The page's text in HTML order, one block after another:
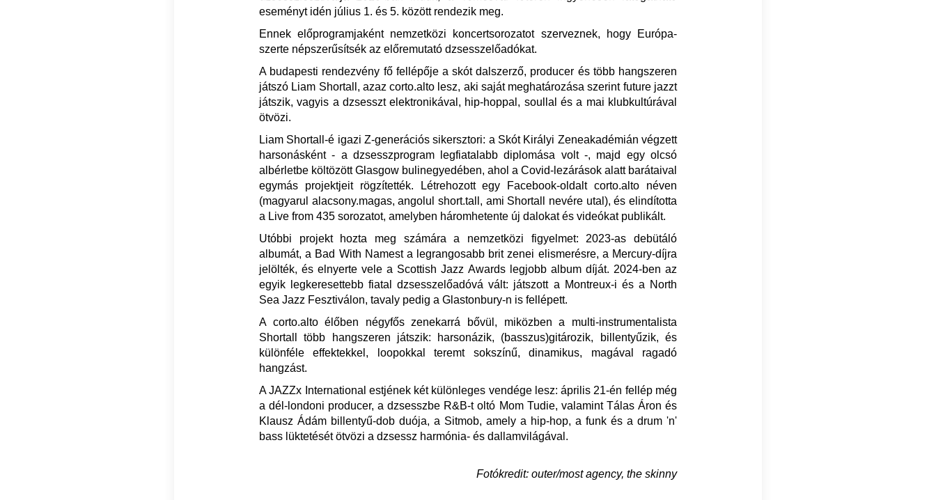
eseményt idén július 1. és 5. között rendezik meg.
Ennek előprogramjaként nemzetközi koncertsorozatot szerveznek, hogy Európa-
szerte népszerűsítsék az előremutató dzsesszelőadókat.
A budapesti rendezvény fő fellépője a skót dalszerző, producer és több hangszeren
játszó Liam Shortall, azaz corto.alto lesz, aki saját meghatározása szerint future jazzt
játszik, vagyis a dzsesszt elektronikával, hip-hoppal, soullal és a mai klubkultúrával
ötvözi.
Liam Shortall-é igazi Z-generációs sikersztori: a Skót Királyi Zeneakadémián végzett
harsonásként - a dzsesszprogram legfiatalabb diplomása volt -, majd egy olcsó
albérletbe költözött Glasgow bulinegyedében, ahol a Covid-lezárások alatt barátaival
egymás projektjeit rögzítették. Létrehozott egy Facebook-oldalt corto.alto néven
(magyarul alacsony.magas, angolul short.tall, ami Shortall nevére utal), és elindította
a Live from 435 sorozatot, amelyben háromhetente új dalokat és videókat publikált.
Utóbbi projekt hozta meg számára a nemzetközi figyelmet: 2023-as debütáló
albumát, a Bad With Namest a legrangosabb brit zenei elismerésre, a Mercury-díjra
jelölték, és elnyerte vele a Scottish Jazz Awards legjobb album díját. 2024-ben az
egyik legkeresettebb fiatal dzsesszelőadóvá vált: játszott a Montreux-i és a North
Sea Jazz Fesztiválon, tavaly pedig a Glastonbury-n is fellépett.
A corto.alto élőben négyfős zenekarrá bővül, miközben a multi-instrumentalista
Shortall több hangszeren játszik: harsonázik, (basszus)gitározik, billentyűzik, és
különféle effektekkel, loopokkal teremt sokszínű, dinamikus, magával ragadó
hangzást.
A JAZZx International estjének két különleges vendége lesz: április 21-én fellép még
a dél-londoni producer, a dzsesszbe R&B-t oltó Mom Tudie, valamint Tálas Áron és
Klausz Ádám billentyű-dob duója, a Sitmob, amely a hip-hop, a funk és a drum 'n'
bass lüktetését ötvözi a dzsessz harmónia- és dallamvilágával.
Fotókredit: outer/most agency, the skinny